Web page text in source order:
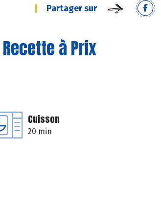
Partager sur
à Prix
Cuisson
20 min